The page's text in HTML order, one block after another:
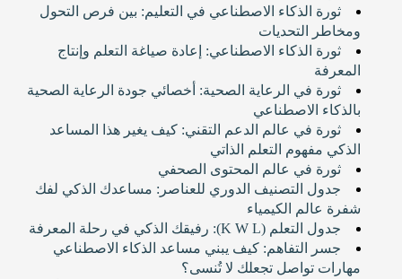
ثورة الذكاء الاصطناعي في التعليم: بين فرص التحول
ومخاطر التحديات
ثورة الذكاء الاصطناعي: إعادة صياغة التعلم وإنتاج
المعرفة
ثورة في الرعاية الصحية: أخصائي جودة الرعاية الصحية
بالذكاء الاصطناعي
ثورة في عالم الدعم التقني: كيف يغير هذا المساعد
الذكي مفهوم التعلم الذاتي
ثورة في عالم المحتوى الصحفي
جدول التصنيف الدوري للعناصر: مساعدك الذكي لفك
شفرة عالم الكيمياء
جدول التعلم (K W L): رفيقك الذكي في رحلة المعرفة
جسر التفاهم: كيف يبني مساعد الذكاء الاصطناعي
مهارات تواصل تجعلك لا تُنسى؟